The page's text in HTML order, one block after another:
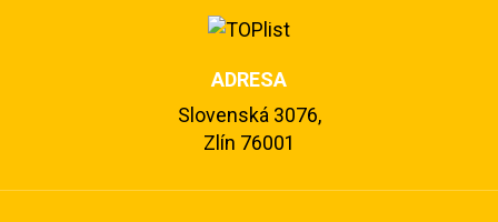
ADRESA
Slovenská 3076,
Zlín 76001